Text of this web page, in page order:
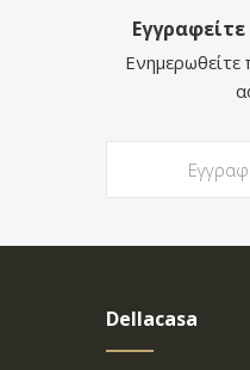
Ενημερωθείτε
Dellacasa